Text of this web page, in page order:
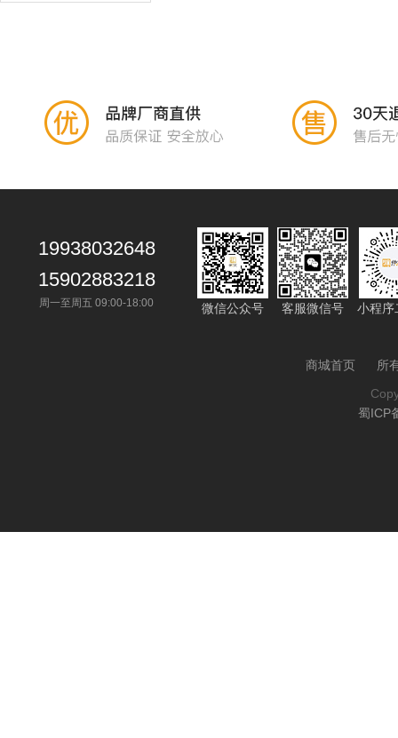
19938032648
15902883218
周一至周五 09:00-18:00 微信公众号 客服微信号 小程序
商城首页
所
蜀ICP